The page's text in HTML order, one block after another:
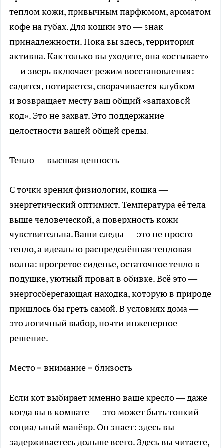
теплом кожи, привычным парфюмом, ароматом
кофе на губах. Для кошки это — знак
принадлежности. Пока вы здесь, территория
активна. Как только вы уходите, она «остывает»
— и зверь включает режим восстановления:
садится, потирается, сворачивается клубком —
и возвращает месту ваш общий «запаховой
код». Это не захват. Это поддержание
целостности вашей общей среды.
Тепло — высшая ценность
С точки зрения физиологии, кошка —
энергетический оптимист. Температура её тела
выше человеческой, а поверхность кожи
чувствительна. Ваши следы — это не просто
тепло, а идеально распределённая тепловая
волна: прогретое сиденье, остаточное тепло в
подушке, уютный провал в обивке. Всё это —
энергосберегающая находка, которую в природе
пришлось бы греть самой. В условиях дома —
это логичный выбор, почти инженерное
решение.
Место = внимание = близость
Если кот выбирает именно ваше кресло — даже
когда вы в комнате — это может быть тонкий
социальный манёвр. Он знает: здесь вы
задерживаетесь дольше всего. Здесь вы читаете,